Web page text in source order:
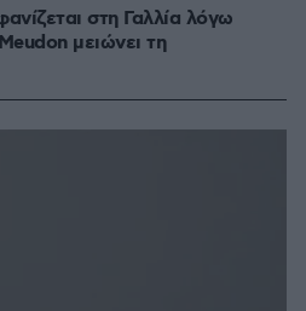
στη Γαλλία λόγω
μειώνει τη